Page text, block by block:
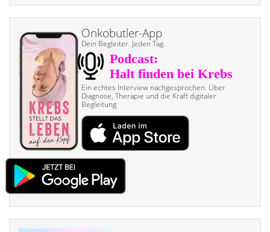
Onkobutler-App
Dein Begleiter. Jeden Tag.
Ein echtes Interview nach­gesprochen. Über
Diagnose, Therapie und die Kraft digitaler
Begleitung